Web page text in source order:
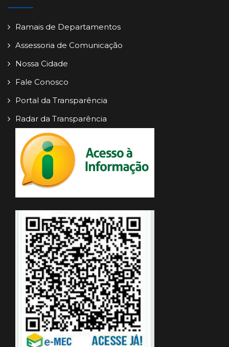
Ramais de Departamentos
Assessoria de Comunicação
Nossa Cidade
Fale Conosco
Portal da Transparência
Radar da Transparência